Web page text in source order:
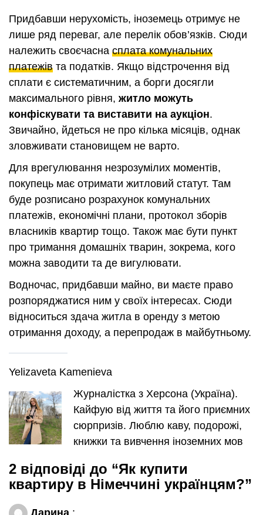
Придбавши нерухомість, іноземець отримує не
лише ряд переваг, але перелік обов’язків. Сюди
належить своєчасна сплата комунальних
платежів та податків. Якщо відстрочення від
сплати є систематичним, а борги досягли
максимального рівня, житло можуть
конфіскувати та виставити на аукціон.
Звичайно, йдеться не про кілька місяців, однак
зловживати становищем не варто.
Для врегулювання незрозумілих моментів,
покупець має отримати житловий статут. Там
буде розписано розрахунок комунальних
платежів, економічні плани, протокол зборів
власників квартир тощо. Також має бути пункт
про тримання домашніх тварин, зокрема, кого
можна заводити та де вигулювати.
Водночас, придбавши майно, ви маєте право
розпоряджатися ним у своїх інтересах. Сюди
відноситься здача житла в оренду з метою
отримання доходу, а перепродаж в майбутньому.
Yelizaveta Kamenieva
Журналістка з Херсона (Україна).
Кайфую від життя та його приємних
сюрпризів. Люблю каву, подорожі,
книжки та вивчення іноземних мов
2 відповіді до “Як купити
квартиру в Німеччині українцям?”
Дарина :